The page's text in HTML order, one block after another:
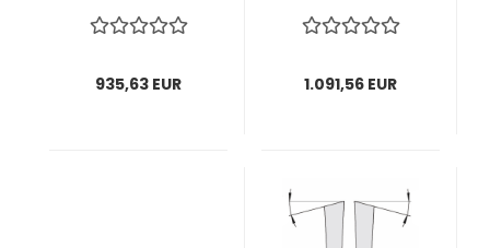
"volle Schneide"
Stück
935,63 EUR
"volle Schneide"
Stück
1.091,56 EUR